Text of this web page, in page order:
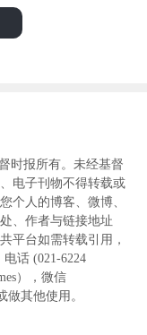
时报所有。未经基督
电子刊物不得转载或
个人的博客、微博、
、作者与链接地址
平台如需转载引用，
话 (021-6224
），微信
做其他使用。